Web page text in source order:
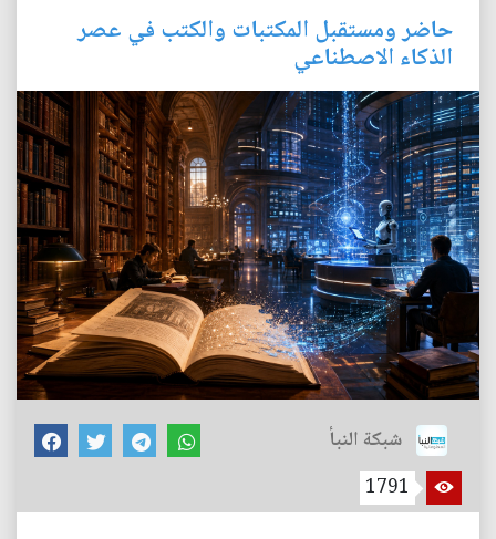
حاضر ومستقبل المكتبات والكتب في عصر
الذكاء الاصطناعي
شبكة النبأ
1791